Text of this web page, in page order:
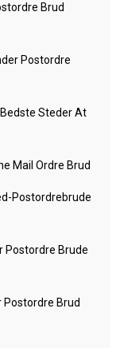
Brud
Postordre
Steder At
Mail Ordre Brud
Postordrebrude
Postordre Brude
Brud